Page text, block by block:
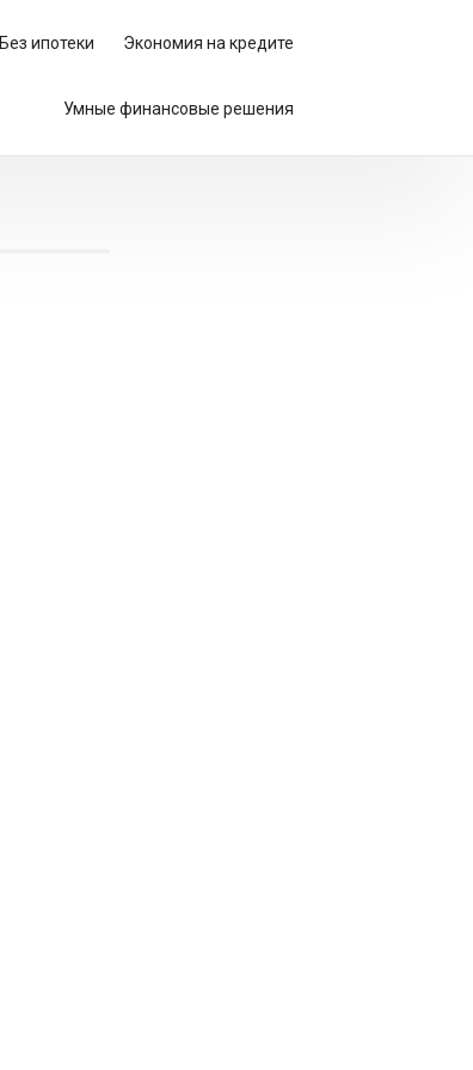
Без ипотеки Экономия на кредите
Умные финансовые решения